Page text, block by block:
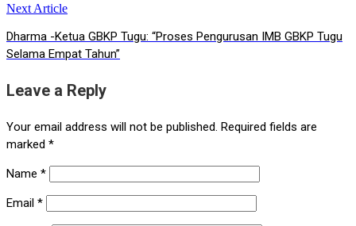
Next Article
Dharma -Ketua GBKP Tugu: “Proses Pengurusan IMB GBKP Tugu
Selama Empat Tahun”
Leave a Reply
Your email address will not be published. Required fields are
marked *
Name *
Email *